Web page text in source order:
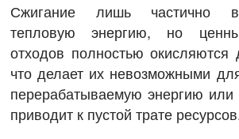
Сжигание лишь частично
тепловую энергию, но
отходов полностью
что делает их невозможными
перерабатываемую энергию
приводит к пустой трате